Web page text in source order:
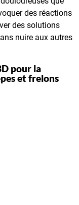
des réactions
des solutions
nuire aux autres
pour la
et frelons